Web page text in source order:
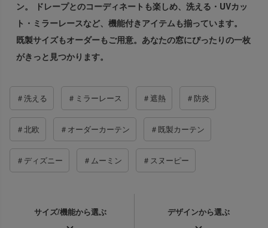
ン。
ドレープとのコーディネートも楽しめ、洗える・UVカッ
ト・ミラーレースなど、機能付きアイテムも揃っています。
既製サイズもオーダーもご用意。あなたの窓にぴったりの一枚
がきっと見つかります。
＃洗える ＃ミラーレース ＃遮熱 ＃防炎
＃北欧 ＃オーダーカーテン ＃既製カーテン
＃ディズニー ＃ムーミン ＃スヌーピー
サイズ/機能から選ぶ デザインから選ぶ